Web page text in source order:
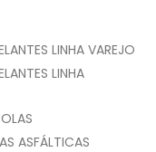
LINHA VAREJO
LINHA
ASFÁLTICAS